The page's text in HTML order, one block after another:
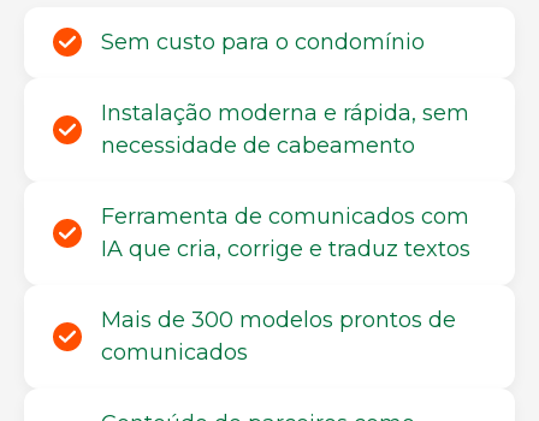
Sem custo para o condomínio
Instalação moderna e rápida, sem
necessidade de cabeamento
Ferramenta de comunicados com
IA que cria, corrige e traduz textos
Mais de 300 modelos prontos de
comunicados